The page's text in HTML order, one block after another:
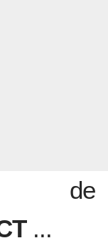
de
...